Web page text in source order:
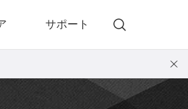
動画・音楽変換プロ
• 動画・音楽変換6！プロ for Windows
サポート